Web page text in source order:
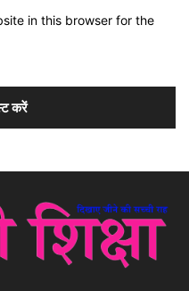
in this browser for the